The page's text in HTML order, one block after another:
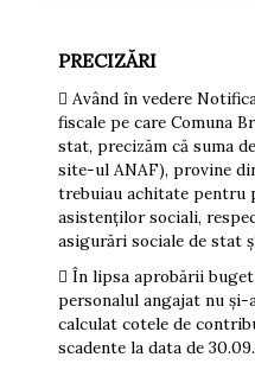
PRECIZĂRI
 Având în vedere
fiscale pe care Comuna
stat, precizăm că suma
site-ul ANAF), provine
trebuiau achitate pentru
asistenților sociali,
asigurări sociale de stat
 În lipsa aprobării
personalul angajat nu
calculat cotele de
scadente la data de